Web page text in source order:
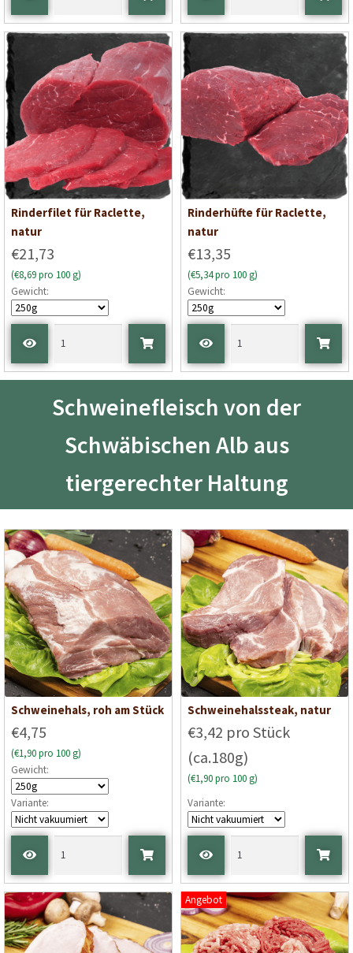
Rinderfilet für Raclette,
natur
€21,73
(€8,69 pro 100 g)
Gewicht:
Rinderhüfte für Raclette,
natur
€13,35
(€5,34 pro 100 g)
Gewicht:
Schweinefleisch von der
Schwäbischen Alb aus
tiergerechter Haltung
Schweinehals, roh am Stück
€4,75
(€1,90 pro 100 g)
Gewicht:
Variante:
Schweinehalssteak, natur
€3,42 pro Stück
(ca.180g)
(€1,90 pro 100 g)
Variante:
Angebot